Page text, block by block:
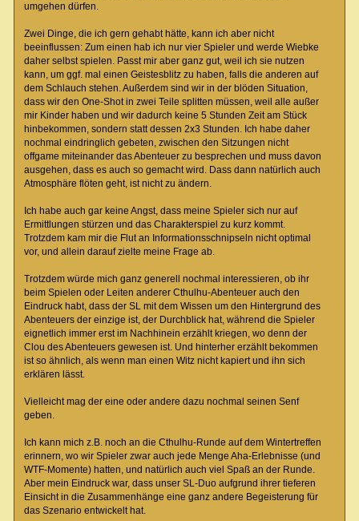
umgehen dürfen.
Zwei Dinge, die ich gern gehabt hätte, kann ich aber nicht
beeinflussen: Zum einen hab ich nur vier Spieler und werde Wiebke
daher selbst spielen. Passt mir aber ganz gut, weil ich sie nutzen
kann, um ggf. mal einen Geistesblitz zu haben, falls die anderen auf
dem Schlauch stehen. Außerdem sind wir in der blöden Situation,
dass wir den One-Shot in zwei Teile splitten müssen, weil alle außer
mir Kinder haben und wir dadurch keine 5 Stunden Zeit am Stück
hinbekommen, sondern statt dessen 2x3 Stunden. Ich habe daher
nochmal eindringlich gebeten, zwischen den Sitzungen nicht
offgame miteinander das Abenteuer zu besprechen und muss davon
ausgehen, dass es auch so gemacht wird. Dass dann natürlich auch
Atmosphäre flöten geht, ist nicht zu ändern.
Ich habe auch gar keine Angst, dass meine Spieler sich nur auf
Ermittlungen stürzen und das Charakterspiel zu kurz kommt.
Trotzdem kam mir die Flut an Informationsschnipseln nicht optimal
vor, und allein darauf zielte meine Frage ab.
Trotzdem würde mich ganz generell nochmal interessieren, ob ihr
beim Spielen oder Leiten anderer Cthulhu-Abenteuer auch den
Eindruck habt, dass der SL mit dem Wissen um den Hintergrund des
Abenteuers der einzige ist, der Durchblick hat, während die Spieler
eignetlich immer erst im Nachhinein erzählt kriegen, wo denn der
Clou des Abenteuers gewesen ist. Und hinterher erzählt bekommen
ist so ähnlich, als wenn man einen Witz nicht kapiert und ihn sich
erklären lässt.
Vielleicht mag der eine oder andere dazu nochmal seinen Senf
geben.
Ich kann mich z.B. noch an die Cthulhu-Runde auf dem Wintertreffen
erinnern, wo wir Spieler zwar auch jede Menge Aha-Erlebnisse (und
WTF-Momente) hatten, und natürlich auch viel Spaß an der Runde.
Aber mein Eindruck war, dass unser SL-Duo aufgrund ihrer tieferen
Einsicht in die Zusammenhänge eine ganz andere Begeisterung für
das Szenario entwickelt hat.